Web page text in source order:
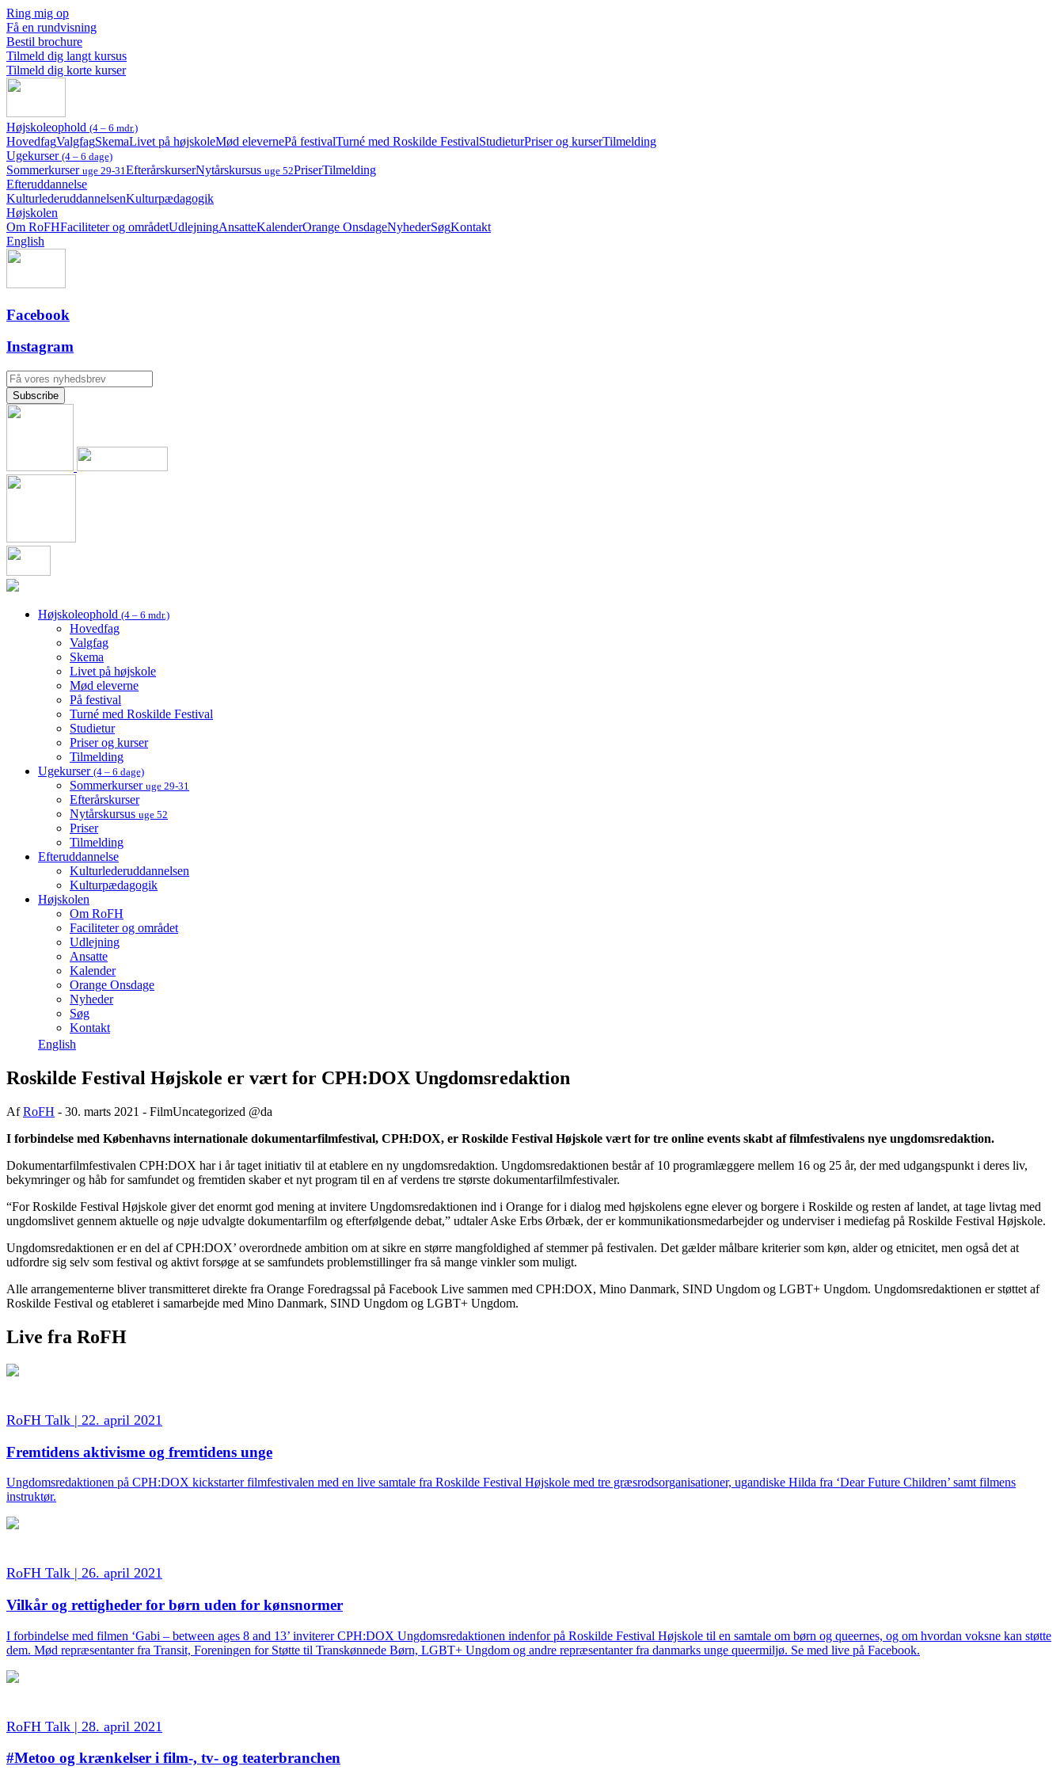
Ring mig op
Få en rundvisning
Bestil brochure
Tilmeld dig langt kursus
Tilmeld dig korte kurser
Højskoleophold (4 – 6 mdr.)
HovedfagValgfagSkemaLivet på højskoleMød elevernePå festivalTurné med Roskilde FestivalStudieturPriser og kurserTilmelding
Ugekurser (4 – 6 dage)
Sommerkurser uge 29-31EfterårskurserNytårskursus uge 52PriserTilmelding
Efteruddannelse
KulturlederuddannelsenKulturpædagogik
Højskolen
Om RoFHFaciliteter og områdetUdlejningAnsatteKalenderOrange OnsdageNyhederSøgKontakt
English
Facebook
Instagram
Højskoleophold (4 – 6 mdr.)
Hovedfag
Valgfag
Skema
Livet på højskole
Mød eleverne
På festival
Turné med Roskilde Festival
Studietur
Priser og kurser
Tilmelding
Ugekurser (4 – 6 dage)
Sommerkurser uge 29-31
Efterårskurser
Nytårskursus uge 52
Priser
Tilmelding
Efteruddannelse
Kulturlederuddannelsen
Kulturpædagogik
Højskolen
Om RoFH
Faciliteter og området
Udlejning
Ansatte
Kalender
Orange Onsdage
Nyheder
Søg
Kontakt
English
Roskilde Festival Højskole er vært for CPH:DOX Ungdomsredaktion
AfRoFH - 30. marts 2021 - FilmUncategorized @da
I forbindelse med Københavns internationale dokumentarfilmfestival, CPH:DOX, er Roskilde Festival Højskole vært for tre online events skabt af filmfestivalens nye ungdomsredaktion.
Dokumentarfilmfestivalen CPH:DOX har i år taget initiativ til at etablere en ny ungdomsredaktion. Ungdomsredaktionen består af 10 programlæggere mellem 16 og 25 år, der med udgangspunkt i deres liv,
bekymringer og håb for samfundet og fremtiden skaber et nyt program til en af verdens tre største dokumentarfilmfestivaler.
“For Roskilde Festival Højskole giver det enormt god mening at invitere Ungdomsredaktionen ind i Orange for i dialog med højskolens egne elever og borgere i Roskilde og resten af landet, at tage livtag med
ungdomslivet gennem aktuelle og nøje udvalgte dokumentarfilm og efterfølgende debat,” udtaler Aske Erbs Ørbæk, der er kommunikationsmedarbejder og underviser i mediefag på Roskilde Festival Højskole.
Ungdomsredaktionen er en del af CPH:DOX’ overordnede ambition om at sikre en større mangfoldighed af stemmer på festivalen. Det gælder målbare kriterier som køn, alder og etnicitet, men også det at
udfordre sig selv som festival og aktivt forsøge at se samfundets problemstillinger fra så mange vinkler som muligt.
Alle arrangementerne bliver transmitteret direkte fra Orange Foredragssal på Facebook Live sammen med CPH:DOX, Mino Danmark, SIND Ungdom og LGBT+ Ungdom. Ungdomsredaktionen er støttet af
Roskilde Festival og etableret i samarbejde med Mino Danmark, SIND Ungdom og LGBT+ Ungdom.
Live fra RoFH
RoFH Talk | 22. april 2021
Fremtidens aktivisme og fremtidens unge
Ungdomsredaktionen på CPH:DOX kickstarter filmfestivalen med en live samtale fra Roskilde Festival Højskole med tre græsrodsorganisationer, ugandiske Hilda fra ‘Dear Future Children’ samt filmens
instruktør.
RoFH Talk | 26. april 2021
Vilkår og rettigheder for børn uden for kønsnormer
I forbindelse med filmen ‘Gabi – between ages 8 and 13’ inviterer CPH:DOX Ungdomsredaktionen indenfor på Roskilde Festival Højskole til en samtale om børn og queernes, og om hvordan voksne kan støtte
dem. Mød repræsentanter fra Transit, Foreningen for Støtte til Transkønnede Børn, LGBT+ Ungdom og andre repræsentanter fra danmarks unge queermiljø. Se med live på Facebook.
RoFH Talk | 28. april 2021
#Metoo og krænkelser i film-, tv- og teaterbranchen